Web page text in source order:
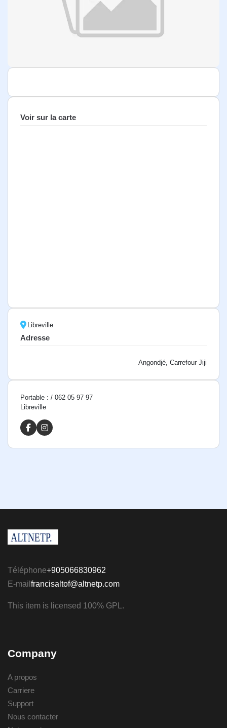
Voir sur la carte
Libreville
Adresse
Angondjé, Carrefour Jiji
Portable : / 062 05 97 97
Libreville
Téléphone+905066830962
E-mail francisaltof@altnetp.com
This item is licensed 100% GPL.
Company
A propos
Carriere
Support
Nous contacter